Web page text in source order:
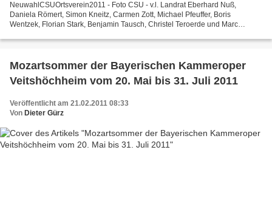
NeuwahlCSUOrtsverein2011 - Foto CSU - v.l. Landrat Eberhard Nuß,
Daniela Römert, Simon Kneitz, Carmen Zott, Michael Pfeuffer, Boris
Wentzek, Florian Stark, Benjamin Tausch, Christel Teroerde und Marc
Mozartsommer der Bayerischen Kammeroper
Veitshöchheim vom 20. Mai bis 31. Juli 2011
Veröffentlicht am 21.02.2011 08:33
Von Dieter Gürz